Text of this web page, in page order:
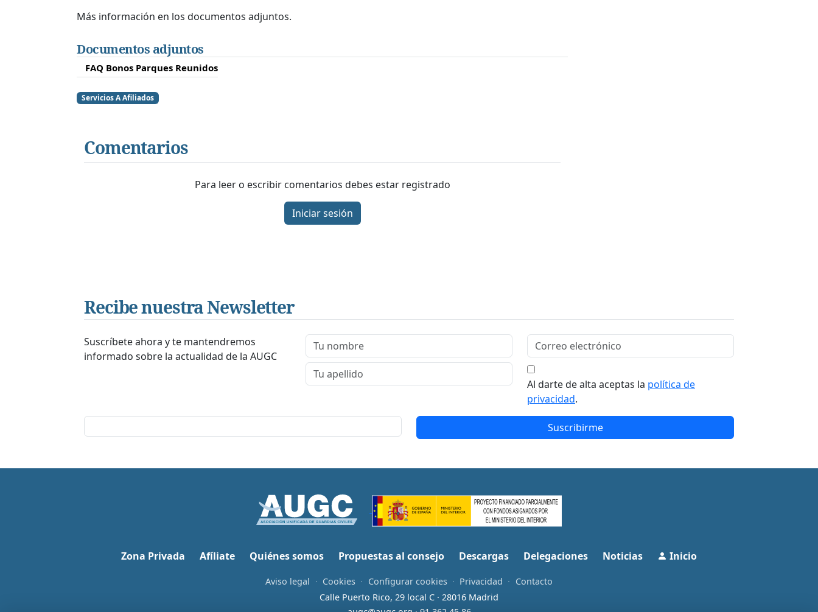
Más información en los documentos adjuntos.
Documentos adjuntos
FAQ Bonos Parques Reunidos
Servicios A Afiliados
Comentarios
Para leer o escribir comentarios debes estar registrado
Iniciar sesión
Recibe nuestra Newsletter
Suscríbete ahora y te mantendremos
informado sobre la actualidad de la AUGC
Al darte de alta aceptas la política de
privacidad.
Suscribirme
Zona Privada Afíliate Quiénes somos Propuestas al consejo Descargas Delegaciones Noticias Inicio
Aviso legal · Cookies · Configurar cookies · Privacidad · Contacto
Calle Puerto Rico, 29 local C · 28016 Madrid